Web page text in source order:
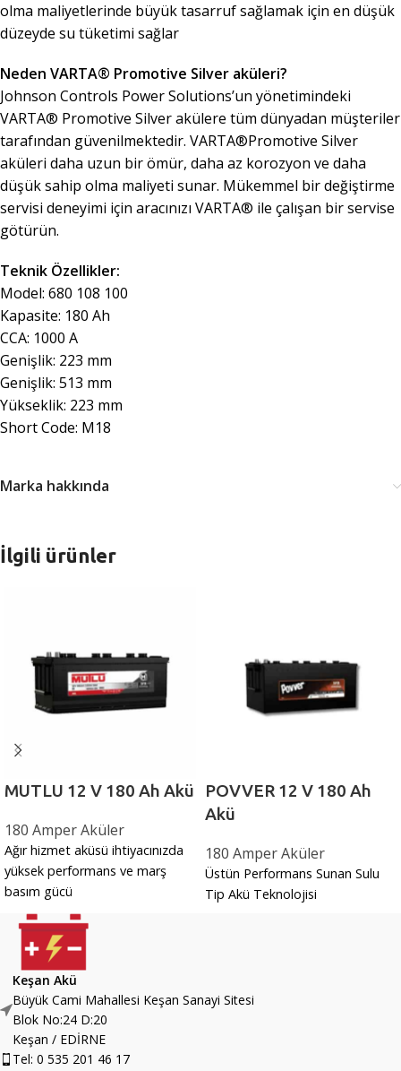
olma maliyetlerinde büyük tasarruf sağlamak için en düşük
düzeyde su tüketimi sağlar
Neden VARTA® Promotive Silver aküleri?
Johnson Controls Power Solutions’un yönetimindeki
VARTA® Promotive Silver akülere tüm dünyadan müşteriler
tarafından güvenilmektedir. VARTA®Promotive Silver
aküleri daha uzun bir ömür, daha az korozyon ve daha
düşük sahip olma maliyeti sunar. Mükemmel bir değiştirme
servisi deneyimi için aracınızı VARTA® ile çalışan bir servise
götürün.
Teknik Özellikler:
Model: 680 108 100
Kapasite: 180 Ah
CCA: 1000 A
Genişlik: 223 mm
Genişlik: 513 mm
Yükseklik: 223 mm
Short Code: M18
Marka hakkında
İlgili ürünler
MUTLU 12 V 180 Ah Akü
180 Amper Aküler
Ağır hizmet aküsü ihtiyacınızda
yüksek performans ve marş
basım gücü
POVVER 12 V 180 Ah
Akü
180 Amper Aküler
Üstün Performans Sunan Sulu
Tip Akü Teknolojisi
Keşan Akü
Büyük Cami Mahallesi Keşan Sanayi Sitesi
Blok No:24 D:20
Keşan / EDİRNE
Tel: 0 535 201 46 17